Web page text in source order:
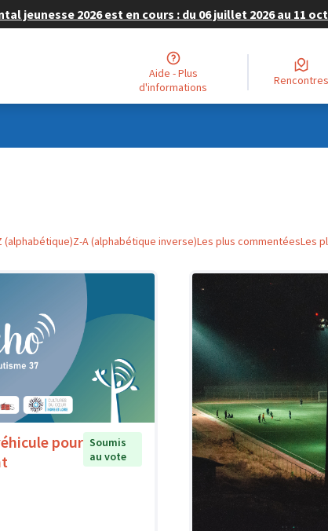
2026 est en cours : du 06 juillet 2026 au 11
Aide - Plus
d'informations
Rencontres
(alphabétique)Z-A (alphabétique inverse)Les plus commentéesLes
pour Soumis
au vote